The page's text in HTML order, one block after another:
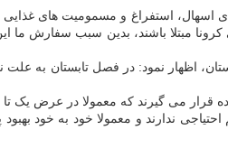
های اسهال، استفراغ و مسمومیت های
مبتلا باشند، بدین سبب سفارش ما
احتمال تداخل ویروس کووید 19 با بیماری های فصل
قرار می گیرند که معمولا در عرض یک